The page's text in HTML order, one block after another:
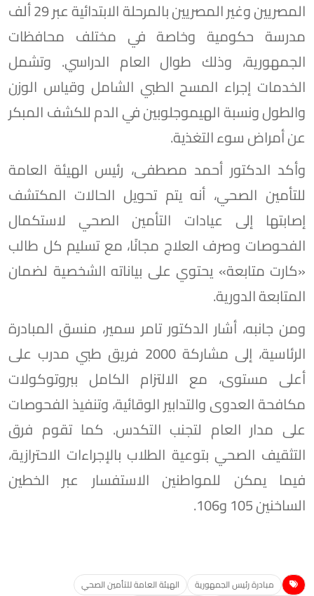
المصريين وغير المصريين بالمرحلة الابتدائية عبر 29 ألف
مدرسة حكومية وخاصة في مختلف محافظات
الجمهورية، وذلك طوال العام الدراسي. وتشمل
الخدمات إجراء المسح الطبي الشامل وقياس الوزن
والطول ونسبة الهيموجلوبين في الدم للكشف المبكر
عن أمراض سوء التغذية.
وأكد الدكتور أحمد مصطفى، رئيس الهيئة العامة
للتأمين الصحي، أنه يتم تحويل الحالات المكتشف
إصابتها إلى عيادات التأمين الصحي لاستكمال
الفحوصات وصرف العلاج مجانًا، مع تسليم كل طالب
«كارت متابعة» يحتوي على بياناته الشخصية لضمان
المتابعة الدورية.
ومن جانبه، أشار الدكتور تامر سمير، منسق المبادرة
الرئاسية، إلى مشاركة 2000 فريق طبي مدرب على
أعلى مستوى، مع الالتزام الكامل ببروتوكولات
مكافحة العدوى والتدابير الوقائية، وتنفيذ الفحوصات
على مدار العام لتجنب التكدس. كما تقوم فرق
التثقيف الصحي بتوعية الطلاب بالإجراءات الاحترازية،
فيما يمكن للمواطنين الاستفسار عبر الخطين
الساخنين 105 و106.
مبادرة رئيس الجمهورية
الهيئة العامة للتأمين الصحي